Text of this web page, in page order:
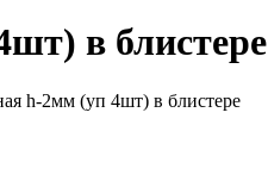
в блистере